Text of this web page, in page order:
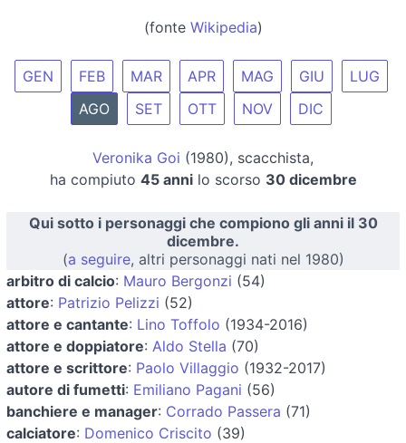
(fonte Wikipedia)
GEN FEB MAR APR MAG GIU
LUG
AGO
SET OTT NOV DIC
Veronika Goi (1980), scacchista,
ha compiuto 45 annilo scorso 30 dicembre
Qui sotto i personaggi che compiono gli anni il 30
dicembre.
(a seguire, altri personaggi nati nel 1980)
arbitro di calcio: Mauro Bergonzi (54)
attore: Patrizio Pelizzi (52)
attore e cantante: Lino Toffolo (1934-2016)
attore e doppiatore: Aldo Stella (70)
attore e scrittore: Paolo Villaggio (1932-2017)
autore di fumetti: Emiliano Pagani (56)
banchiere e manager: Corrado Passera (71)
calciatore: Domenico Criscito (39)